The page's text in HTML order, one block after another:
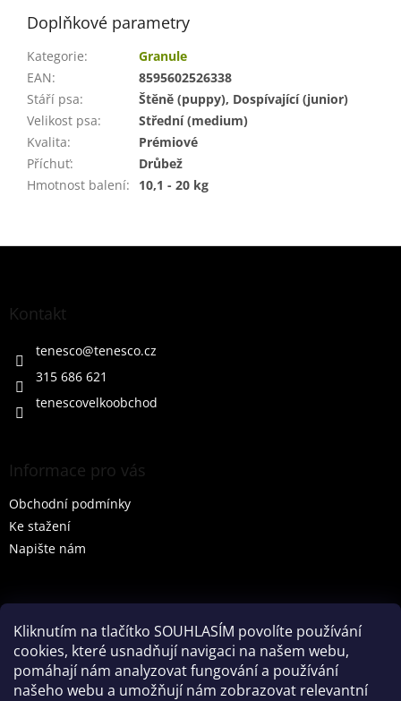
Kliknutím na tlačítko SOUHLASÍM povolíte používání
cookies, které usnadňují navigaci na našem webu,
pomáhají nám analyzovat fungování a používání
našeho webu a umožňují nám zobrazovat relevantní
Doplňkové parametry
Kategorie:
Granule
EAN:
8595602526338
Stáří psa:
Štěně (puppy), Dospívající (junior)
Velikost psa:
Střední (medium)
Kvalita:
Prémiové
Příchuť:
Drůbež
Hmotnost balení: 10,1 - 20 kg
Z
Kontakt
tenesco@tenesco.cz
315 686 621
tenescovelkoobchod
Informace pro vás
Obchodní podmínky
Ke stažení
Napište nám
HLEDAT